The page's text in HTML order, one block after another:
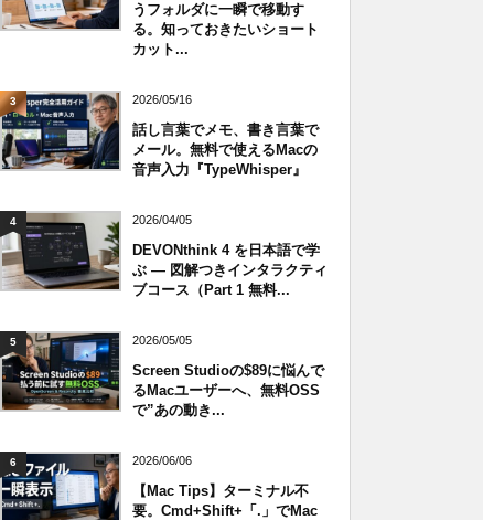
うフォルダに一瞬で移動す
る。知っておきたいショート
カット...
3 2026/05/16
話し言葉でメモ、書き言葉で
メール。無料で使えるMacの
音声入力『TypeWhisper』
4 2026/04/05
DEVONthink 4 を日本語で学
ぶ — 図解つきインタラクティ
ブコース（Part 1 無料...
5 2026/05/05
Screen Studioの$89に悩んで
るMacユーザーへ、無料OSS
で”あの動き...
6 2026/06/06
【Mac Tips】ターミナル不
要。Cmd+Shift+「.」でMac